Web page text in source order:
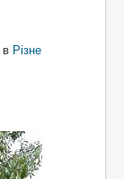
в Різне